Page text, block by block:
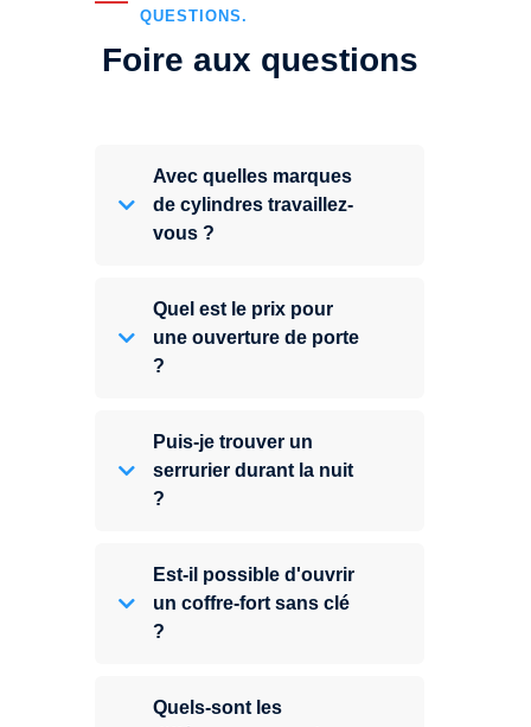
QUESTIONS.
Foire aux questions
Avec quelles marques
de cylindres travaillez-
vous ?
Quel est le prix pour
une ouverture de porte
?
Puis-je trouver un
serrurier durant la nuit
?
Est-il possible d'ouvrir
un coffre-fort sans clé
?
Quels-sont les